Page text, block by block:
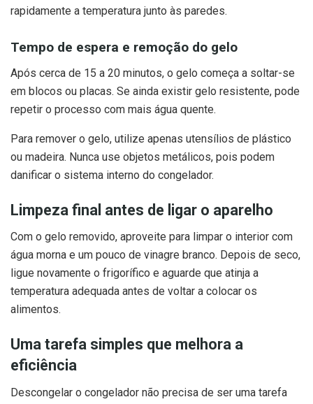
rapidamente a temperatura junto às paredes.
Tempo de espera e remoção do gelo
Após cerca de 15 a 20 minutos, o gelo começa a soltar-se
em blocos ou placas. Se ainda existir gelo resistente, pode
repetir o processo com mais água quente.
Para remover o gelo, utilize apenas utensílios de plástico
ou madeira. Nunca use objetos metálicos, pois podem
danificar o sistema interno do congelador.
Limpeza final antes de ligar o aparelho
Com o gelo removido, aproveite para limpar o interior com
água morna e um pouco de vinagre branco. Depois de seco,
ligue novamente o frigorífico e aguarde que atinja a
temperatura adequada antes de voltar a colocar os
alimentos.
Uma tarefa simples que melhora a
eficiência
Descongelar o congelador não precisa de ser uma tarefa